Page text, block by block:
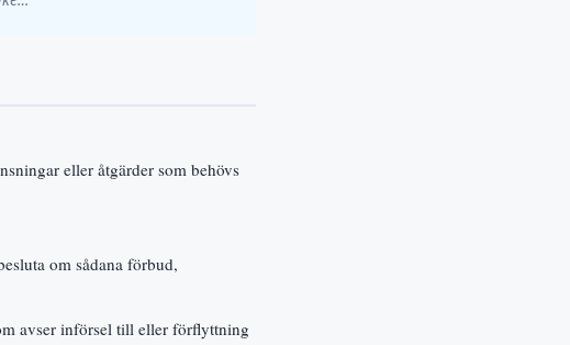
eller åtgärder som behövs
om sådana förbud,
avser införsel till eller förflyttning